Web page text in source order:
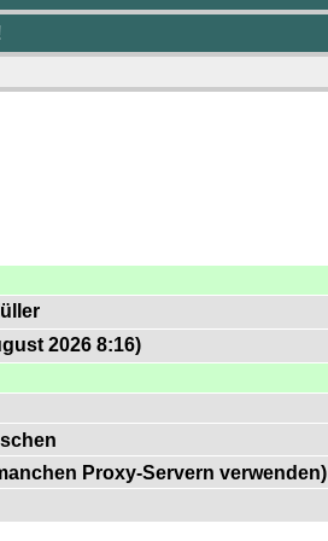
2026 8:16)
Proxy-Servern verwenden)